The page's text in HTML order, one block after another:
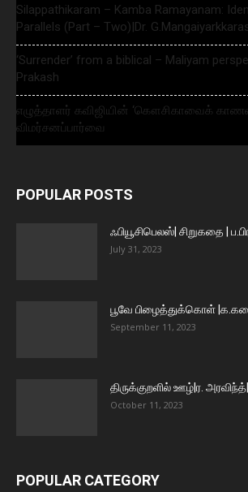
Silappathikaram – Kamba Ramayanam:
Parallels (Part – Two)|Dr.
‘Surrender’ from a biblical – Maliyam
Prakash
எழுத்தாளர் கவிஜியின் ‘கௌசிகாவைக்
விமர்சனப்பார்வை
POPULAR POSTS
ஃபியூசிபெலஸ்| சிறுகதை |
July 31, 2023
பூவே பிழைத்துக்கொள்
September 11, 2023
திருக்குறளில் ஊழ்|ர.
October 11, 2023
POPULAR CATEGORY